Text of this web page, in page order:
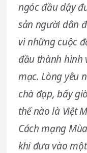
ngóc đầu dậy
sản người dân
vì những cuộc
đầu thành hình
mạc. Lòng yêu
chà đạp, bấy
thế nào là Việt
Cách mạng
khi đưa vào